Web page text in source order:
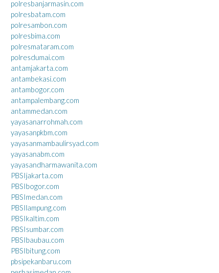
polresbanjarmasin.com
polresbatam.com
polresambon.com
polresbima.com
polresmataram.com
polresdumai.com
antamjakarta.com
antambekasi.com
antambogor.com
antampalembang.com
antammedan.com
yayasanarrohmah.com
yayasanpkbm.com
yayasanmambaulirsyad.com
yayasanabm.com
yayasandharmawanita.com
PBSIjakarta.com
PBSIbogor.com
PBSImedan.com
PBSIlampung.com
PBSIkaltim.com
PBSIsumbar.com
PBSIbaubau.com
PBSIbitung.com
pbsipekanbaru.com